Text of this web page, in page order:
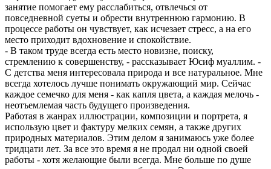
занятие помогает ему расслабиться, отвлечься от
повседневной суеты и обрести внутреннюю гармонию. В
процессе работы он чувствует, как исчезает стресс, а на его
место приходит вдохновение и спокойствие.
- В таком труде всегда есть место новизне, поиску,
стремлению к совершенству, - рассказывает Юсиф муаллим. -
С детства меня интересовала природа и все натуральное. Мне
всегда хотелось лучше понимать окружающий мир. Сейчас
каждое семечко для меня - как капля цвета, а каждая мелочь -
неотъемлемая часть будущего произведения.
Работая в жанрах иллюстрации, композиции и портрета, я
использую цвет и фактуру мелких семян, а также других
природных материалов. Этим делом я занимаюсь уже более
тридцати лет. За все это время я не продал ни одной своей
работы - хотя желающие были всегда. Мне больше по душе